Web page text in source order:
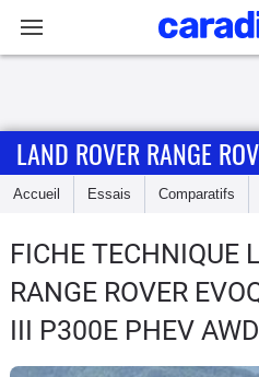
Accueil
Essais
Guide
d'achat
LAND ROVER RANGE
Accueil Essais Comparatifs
FICHE TECHNIQUE
RANGE ROVER
III P300E PHEV